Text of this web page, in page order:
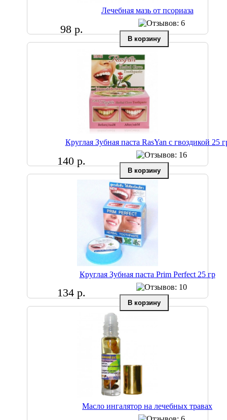
Лечебная мазь от псориаза
98 р.
Круглая Зубная паста RasYan с гвоздикой 25
140 р.
Круглая Зубная паста Prim Perfect 25 гр
134 р.
Масло ингалятор на лечебных травах